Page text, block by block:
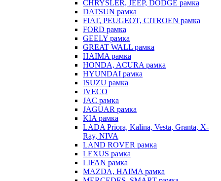
CHRYSLER, JEEP, DODGE рамка
DATSUN рамка
FIAT, PEUGEOT, CITROEN рамка
FORD рамка
GEELY рамка
GREAT WALL рамка
HAIMA рамка
HONDA, ACURA рамка
HYUNDAI рамка
ISUZU рамка
IVECO
JAC рамка
JAGUAR рамка
KIA рамка
LADA Priora, Kalina, Vesta, Granta, X-
Ray, NIVA
LAND ROVER рамка
LEXUS рамка
LIFAN рамка
MAZDA, HAIMA рамка